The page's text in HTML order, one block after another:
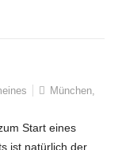
München,
Start eines
ist natürlich der